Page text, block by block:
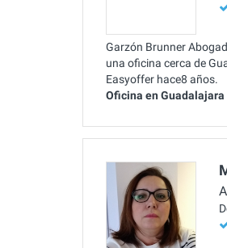
Garzón Brunner
una oficina cerca de
Easyoffer hace8 años.
Oficina en Guadalajara